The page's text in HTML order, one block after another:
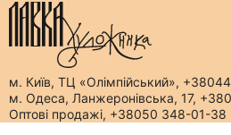
м. Київ, ТЦ «Олімпійський»,
м. Одеса, Ланжеронівська, 17,
Оптові продажі, +38050 348-01-38